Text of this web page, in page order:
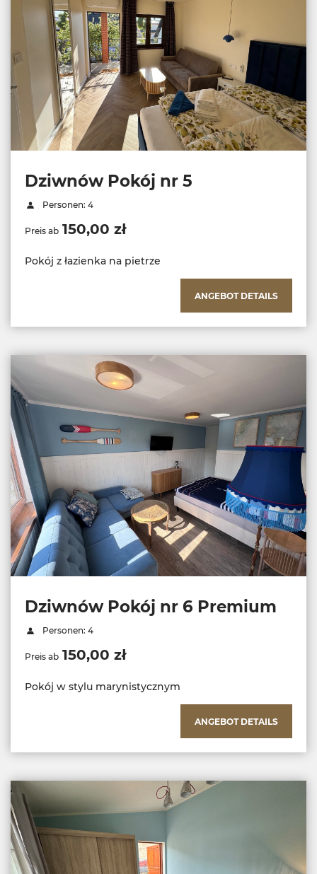
Dziwnów Pokój nr 5
Personen: 4
Preis ab 150,00 zł
Pokój z łazienka na pietrze
ANGEBOT DETAILS
Dziwnów Pokój nr 6 Premium
Personen: 4
Preis ab 150,00 zł
Pokój w stylu marynistycznym
ANGEBOT DETAILS